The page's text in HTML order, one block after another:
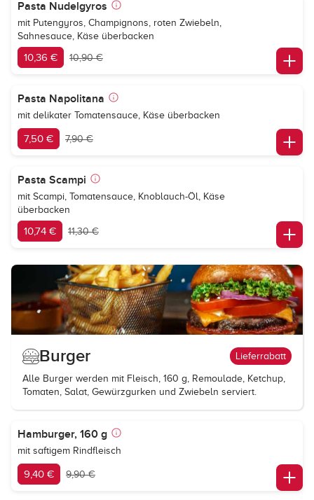
Pasta Nudelgyros
mit Putengyros, Champignons, roten Zwiebeln,
Sahnesauce, Käse überbacken
10,36 € 10,90 €
Pasta Napolitana
mit delikater Tomatensauce, Käse überbacken
7,50 € 7,90 €
Pasta Scampi
mit Scampi, Tomatensauce, Knoblauch-Öl, Käse
überbacken
10,74 € 11,30 €
Burger Lieferrabatt
Alle Burger werden mit Fleisch, 160 g, Remoulade, Ketchup,
Tomaten, Salat, Gewürzgurken und Zwiebeln serviert.
Hamburger, 160 g
mit saftigem Rindfleisch
9,40 € 9,90 €